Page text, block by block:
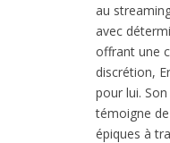
au
avec
offrant une
discrétion,
pour lui.
témoigne
épiques à